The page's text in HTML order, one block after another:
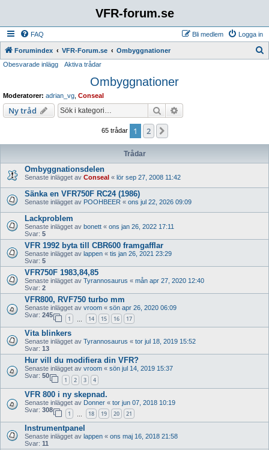
VFR-forum.se
FAQ Logga in
Bli medlem
Forumindex VFR-Forum.se Ombyggnationer
Obesvarade inlägg Aktiva trådar
Ombyggnationer
Moderatorer: adrian_vg Conseal
Ny tråd Sök
65 trådar 1 2
Trådar
Ombyggnationsdelen
Senaste inlägget av Conseal « lör sep 27, 2008 11:42
Sänka en VFR750F RC24 (1986)
Senaste inlägget av POOHBEER « ons jul 22, 2026 09:09
Lackproblem
Senaste inlägget av bonett « ons jan 26, 2022 17:11
Svar: 5
VFR 1992 byta till CBR600 framgafflar
Senaste inlägget av lappen « tis jan 26, 2021 23:29
Svar: 5
VFR750F 1983,84,85
Senaste inlägget av Tyrannosaurus « mån apr 27, 2020 12:40
Svar: 2
VFR800, RVF750 turbo mm
Senaste inlägget av vroom « sön apr 26, 2020 06:09
Svar: 245
1 14 15 16 17
Vita blinkers
Senaste inlägget av Tyrannosaurus « tor jul 18, 2019 15:52
Svar: 13
Hur vill du modifiera din VFR?
Senaste inlägget av vroom « sön jul 14, 2019 15:37
Svar: 50
1 2 3 4
VFR 800 i ny skepnad.
Senaste inlägget av Donner « tor jun 07, 2018 10:19
Svar: 308
1 18 19 20 21
Instrumentpanel
Senaste inlägget av lappen « ons maj 16, 2018 21:58
Svar: 11